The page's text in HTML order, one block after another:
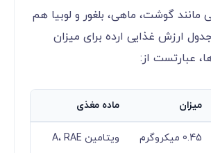
مانند گوشت، ماهی، بلغور و لوبیا هم
ارزش غذایی ارده برای میزان
عبارتست از:
میزان ماده مغذی
0.45 میکروگرم ویتامین A، RAE